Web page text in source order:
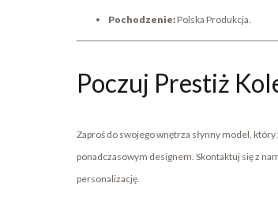
Pochodzenie: Polska Produkcja.
Poczuj Prestiż
Zaproś do swojego wnętrza słynny model,
ponadczasowym designem. Skontaktuj się z
personalizację.